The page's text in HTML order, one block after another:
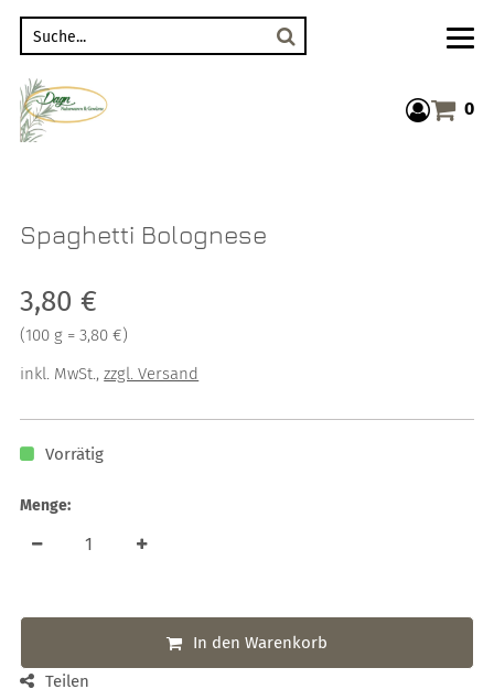
0
Spaghetti Bolognese
Verkaufspreis: 3,80 €
3,80 €
Preis pro 100 g = 3,80 €
(100 g = 3,80 €)
inkl. MwSt.,zzgl. Versand
Vorrätig
Menge:
In den Warenkorb
Teilen